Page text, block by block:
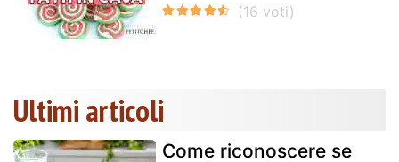
Ultimi articoli
Come riconoscere se